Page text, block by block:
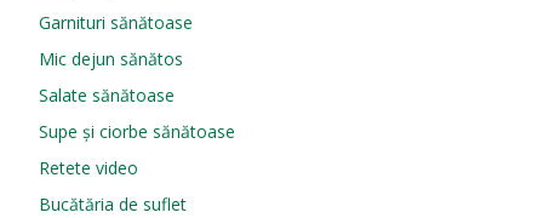
Garnituri sănătoase
Mic dejun sănătos
Salate sănătoase
Supe și ciorbe sănătoase
Retete video
Bucătăria de suflet